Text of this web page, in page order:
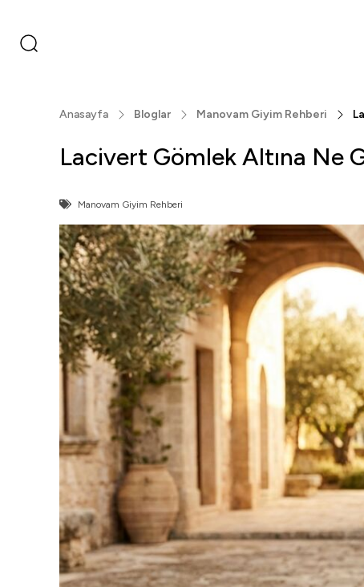
Anasayfa Bloglar Manovam Giyim Rehberi
Lacivert Gömlek Altına Ne
Manovam Giyim Rehberi